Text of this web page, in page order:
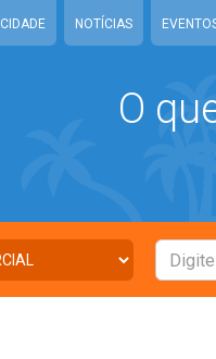
CIDADE NOTÍCIAS
O